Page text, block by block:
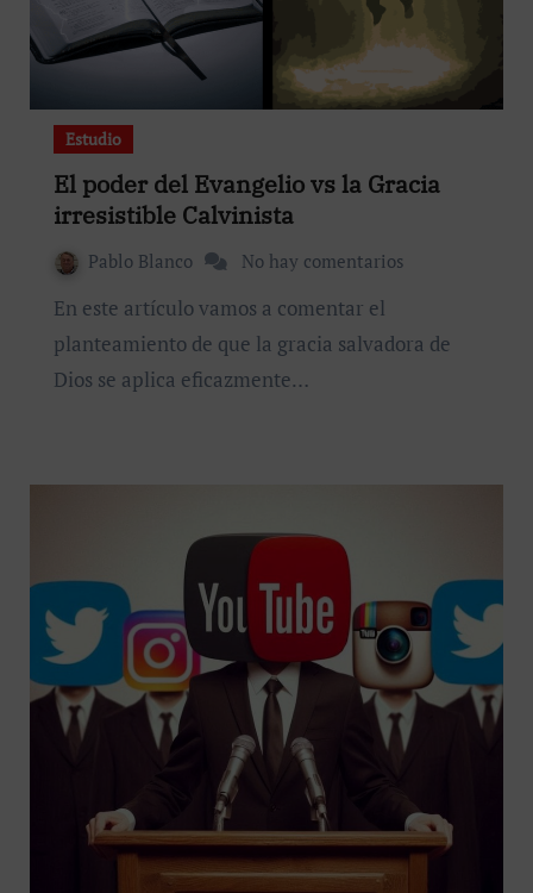
Estudio
El poder del Evangelio vs la Gracia
irresistible Calvinista
Pablo Blanco No hay comentarios
En este artículo vamos a comentar el
planteamiento de que la gracia salvadora de
Dios se aplica eficazmente…